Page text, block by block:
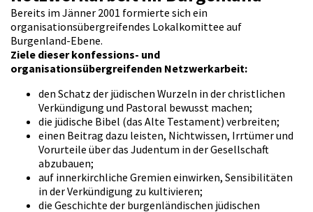
Bereits im Jänner 2001 formierte sich ein
organisationsübergreifendes Lokalkomittee auf
Burgenland-Ebene.
Ziele dieser konfessions- und
organisationsübergreifenden Netzwerkarbeit:
den Schatz der jüdischen Wurzeln in der christlichen
Verkündigung und Pastoral bewusst machen;
die jüdische Bibel (das Alte Testament) verbreiten;
einen Beitrag dazu leisten, Nichtwissen, Irrtümer und
Vorurteile über das Judentum in der Gesellschaft
abzubauen;
auf innerkirchliche Gremien einwirken, Sensibilitäten
in der Verkündigung zu kultivieren;
die Geschichte der burgenländischen jüdischen